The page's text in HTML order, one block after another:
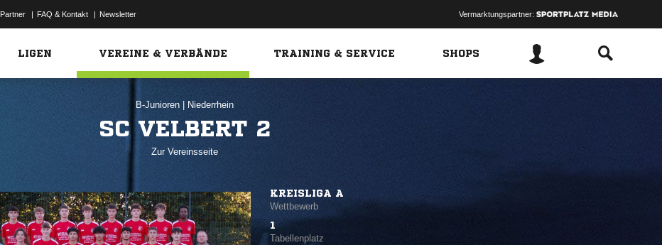
Partner | FAQ & Kontakt | Newsletter Vermarktungspartner:
LIGEN VEREINE & VERBÄNDE TRAINING & SERVICE SHOPS
B-Junioren Niederrhein
SC VELBERT 2
Zur Vereinsseite
KREISLIGA A
Wettbewerb
1
Tabellenplatz